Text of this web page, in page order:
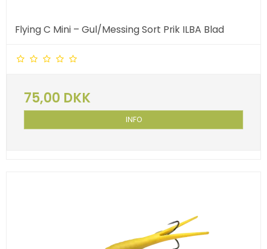
Flying C Mini – Gul/Messing Sort Prik ILBA Blad
75,00 DKK
INFO